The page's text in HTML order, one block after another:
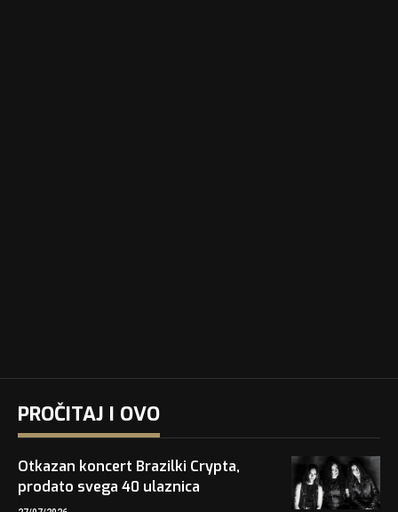
PROČITAJ I OVO
Otkazan koncert Brazilki Crypta,
prodato svega 40 ulaznica